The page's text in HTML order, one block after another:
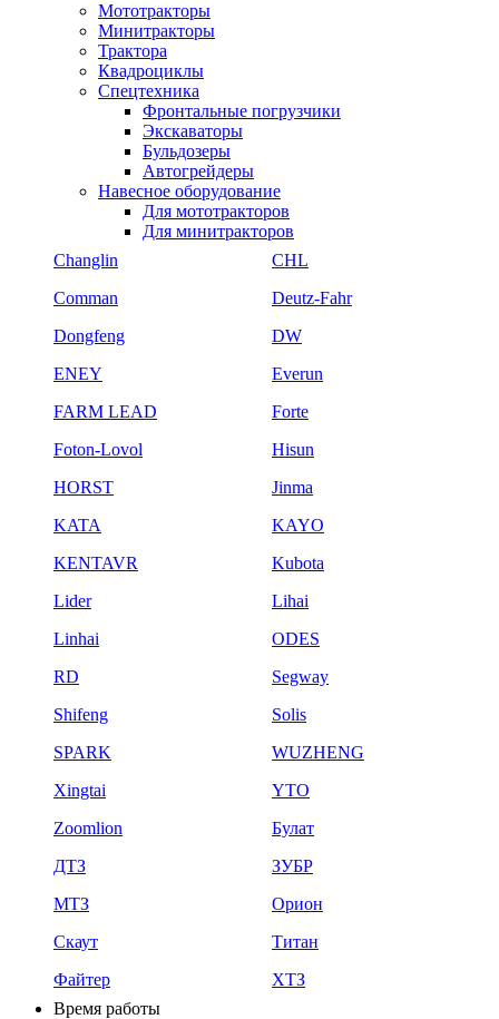
Мототракторы
Минитракторы
Трактора
Квадроциклы
Спецтехника
Фронтальные погрузчики
Экскаваторы
Бульдозеры
Автогрейдеры
Навесное оборудование
Для мототракторов
Для минитракторов
Changlin
CHL
Comman
Deutz-Fahr
Dongfeng
DW
ENEY
Everun
FARM LEAD
Forte
Foton-Lovol
Hisun
HORST
Jinma
KATA
KAYO
KENTAVR
Kubota
Lider
Lihai
Linhai
ODES
RD
Segway
Shifeng
Solis
SPARK
WUZHENG
Xingtai
YTO
Zoomlion
Булат
ДТЗ
ЗУБР
МТЗ
Орион
Скаут
Титан
Файтер
ХТЗ
Время работы